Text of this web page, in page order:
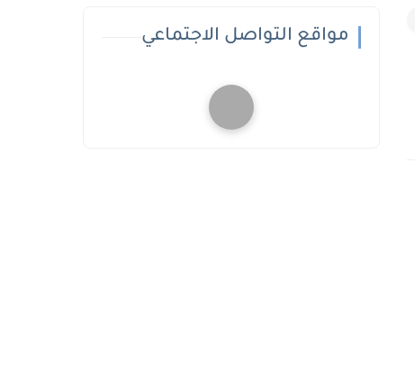
مواقع التواصل الاجتماعي